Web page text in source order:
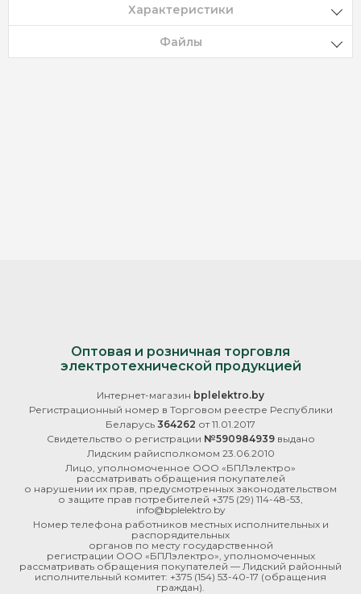
Характеристики
Файлы
Оптовая и розничная торговля
электротехнической продукцией
Интернет-магазин bplelektro.by
Регистрационный номер в Торговом реестре Республики
Беларусь 364262 от 11.01.2017
Свидетельство о регистрации №590984939выдано
Лидским райисполкомом 23.06.2010
Лицо, уполномоченное ООО «БПЛэлектро»
рассматривать обращения покупателей
о нарушении их прав, предусмотренных законодательством
о защите прав потребителей +375 (29) 114-48-53
info@bplelektro.by
Номер телефона работников местных исполнительных и
распорядительных
органов по месту государственной
регистрации ООО «БПЛэлектро», уполномоченных
рассматривать обращения покупателей — Лидский районный
исполнительный комитет: +375 (154) 53-40-17 (обращения
граждан).